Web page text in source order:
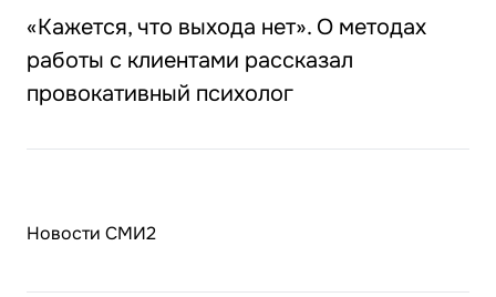
«Кажется, что выхода нет». О методах
работы с клиентами рассказал
провокативный психолог
Новости СМИ2